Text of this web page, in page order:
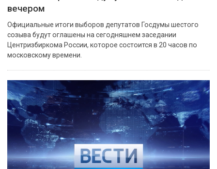
вечером
Официальные итоги выборов депутатов Госдумы шестого
созыва будут оглашены на сегодняшнем заседании
Центризбиркома России, которое состоится в 20 часов по
московскому времени.